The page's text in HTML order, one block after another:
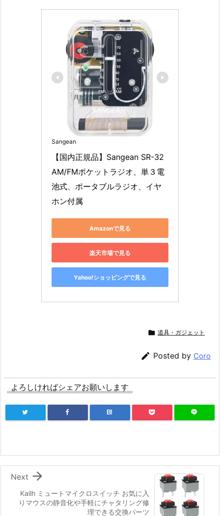
Sangean
【国内正規品】Sangean SR-32
AM/FMポケットラジオ、単３電
池式、ポータブルラジオ、イヤ
ホン付属
Amazonで見る
楽天市場で見る
Yahoo!ショッピングで見る
 道具・ガジェット
 Posted by Coro
よろしければシェアお願いします
B!
Kailh ミュートマイクロスイッチ お気に入
りマウスの静音化や手軽にチャタリング修
理できる交換パーツ

Next